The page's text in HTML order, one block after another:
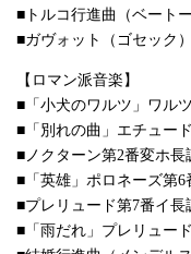
■トルコ行進曲（ベートー
■ガヴォット（ゴセック）
【ロマン派音楽】
■「小犬のワルツ」ワル
■「別れの曲」エチュー
■ノクターン第2番変ホ長
■「英雄」ポロネーズ第6
■プレリュード第7番イ長
■「雨だれ」プレリュー